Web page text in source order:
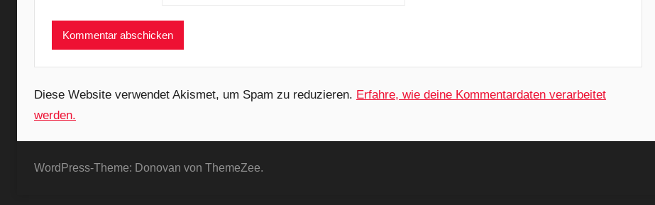
d
a
e
,
Y
Diese Website verwendet Akismet, um Spam zu reduzieren. Erfahre, wie deine Kommentardaten verarbeitet
werden.
WordPress-Theme: Donovan von ThemeZee.